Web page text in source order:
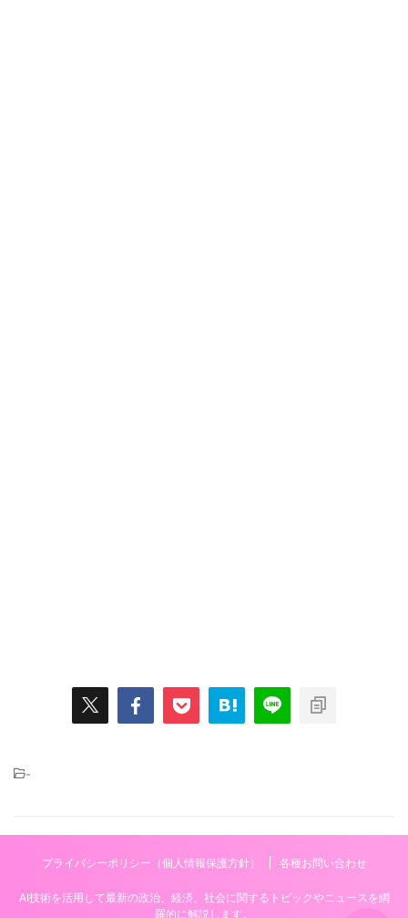
-
プライバシーポリシー（個人情報保護方針） 各種お問い合わせ
AI技術を活用して最新の政治、経済、社会に関するトピックやニュースを網
羅的に解説します。